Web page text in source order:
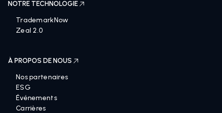
NOTRE TECHNOLOGIE
TrademarkNow
Zeal 2.0
À PROPOS DE NOUS
Nos partenaires
ESG
Événements
Carrières